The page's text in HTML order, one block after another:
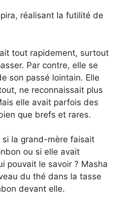
réalisant la futilité de
tout rapidement, surtout
Par contre, elle se
son passé lointain. Elle
ne reconnaissait plus
elle avait parfois des
que brefs et rares.
si la grand-mère faisait
ou si elle avait
pouvait le savoir ? Masha
du thé dans la tasse
devant elle.